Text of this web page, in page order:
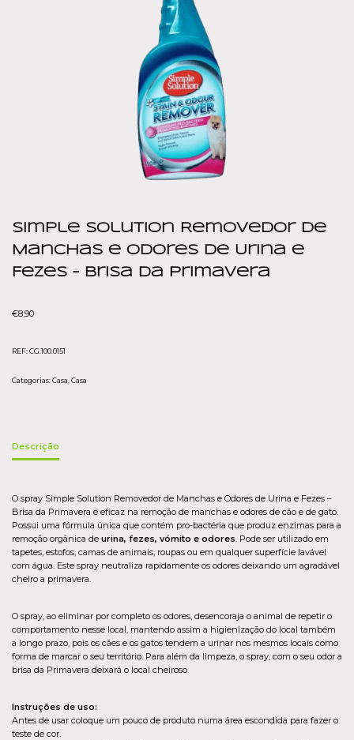
Simple Solution Removedor de
Manchas e Odores de Urina e
Fezes – Brisa da Primavera
€8,90
REF:CG.100.0151
Categorias:Casa Casa
Descrição
O spray Simple Solution Removedor de Manchas e Odores de Urina e Fezes –
Brisa da Primavera é eficaz na remoção de manchas e odores de cão e de gato.
Possui uma fórmula única que contém pro-bactéria que produz enzimas para a
remoção orgânica de urina, fezes, vómito e odores. Pode ser utilizado em
tapetes, estofos, camas de animais, roupas ou em qualquer superfície lavável
com água. Este spray neutraliza rapidamente os odores deixando um agradável
cheiro a primavera.
O spray, ao eliminar por completo os odores, desencoraja o animal de repetir o
comportamento nesse local, mantendo assim a higienização do local também
a longo prazo, pois os cães e os gatos tendem a urinar nos mesmos locais como
forma de marcar o seu território. Para além da limpeza, o spray, com o seu odor a
brisa da Primavera deixará o local cheiroso.
Instruções de uso:
Antes de usar coloque um pouco de produto numa área escondida para fazer o
teste de cor.